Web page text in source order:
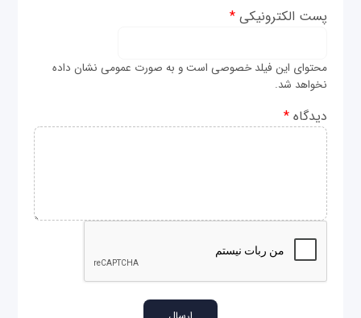
پست الکترونیکی*
محتوای این فیلد خصوصی است و به صورت عمومی نشان داده
نخواهد شد.
دیدگاه*